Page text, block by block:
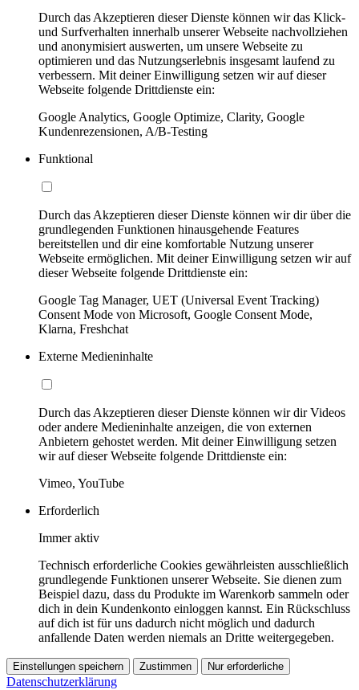
Durch das Akzeptieren dieser Dienste können wir das Klick-
und Surfverhalten innerhalb unserer Webseite nachvollziehen
und anonymisiert auswerten, um unsere Webseite zu
optimieren und das Nutzungserlebnis insgesamt laufend zu
verbessern. Mit deiner Einwilligung setzen wir auf dieser
Webseite folgende Drittdienste ein:
Google Analytics, Google Optimize, Clarity, Google
Kundenrezensionen, A/B-Testing
Funktional
Durch das Akzeptieren dieser Dienste können wir dir über die
grundlegenden Funktionen hinausgehende Features
bereitstellen und dir eine komfortable Nutzung unserer
Webseite ermöglichen. Mit deiner Einwilligung setzen wir auf
dieser Webseite folgende Drittdienste ein:
Google Tag Manager, UET (Universal Event Tracking)
Consent Mode von Microsoft, Google Consent Mode,
Klarna, Freshchat
Externe Medieninhalte
Durch das Akzeptieren dieser Dienste können wir dir Videos
oder andere Medieninhalte anzeigen, die von externen
Anbietern gehostet werden. Mit deiner Einwilligung setzen
wir auf dieser Webseite folgende Drittdienste ein:
Vimeo, YouTube
Erforderlich
Immer aktiv
Technisch erforderliche Cookies gewährleisten ausschließlich
grundlegende Funktionen unserer Webseite. Sie dienen zum
Beispiel dazu, dass du Produkte im Warenkorb sammeln oder
dich in dein Kundenkonto einloggen kannst. Ein Rückschluss
auf dich ist für uns dadurch nicht möglich und dadurch
anfallende Daten werden niemals an Dritte weitergegeben.
Einstellungen speichern Zustimmen Nur erforderliche
Datenschutzerklärung